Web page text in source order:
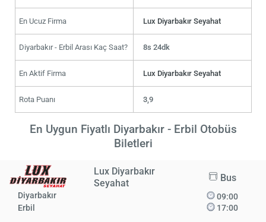
En Ucuz Firma Lux Diyarbakır Seyahat
Diyarbakır - Erbil Arası Kaç Saat? 8s 24dk
En Aktif Firma Lux Diyarbakır Seyahat
Rota Puanı 3,9
En Uygun Fiyatlı Diyarbakır - Erbil Otobüs
Biletleri
Lux Diyarbakır
Seyahat
Bus
Diyarbakır
Erbil
09:00
17:00